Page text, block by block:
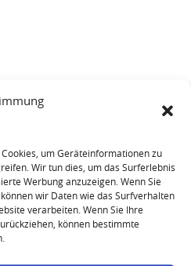
um Geräteinformationen zu
Wir tun dies, um das Surferlebnis
Werbung anzuzeigen. Wenn Sie
wir Daten wie das Surfverhalten
verarbeiten. Wenn Sie Ihre
können bestimmte